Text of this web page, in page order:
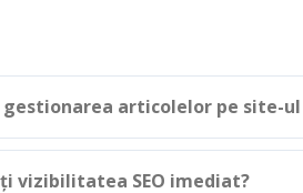
articolelor pe site-ul
vizibilitatea SEO imediat?